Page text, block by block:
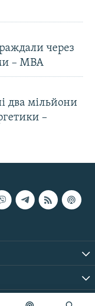
через
– МВА
два мільйони
–
| Усі права застережено.